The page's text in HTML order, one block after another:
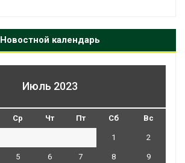
Новостной календарь
Июль 2023
Ср Чт Пт Сб Вс
1 2
5 6 7 8 9